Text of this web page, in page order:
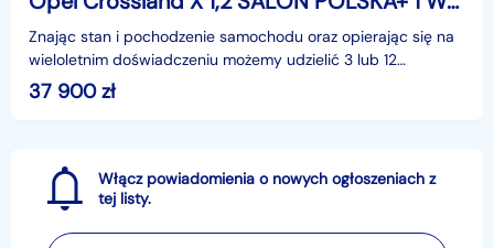
Znając stan i pochodzenie samochodu oraz opierając się na
wieloletnim doświadczeniu możemy udzielić 3 lub 12
miesięcznej gwarancji w formie pisemnej.Zapraszamy
37 900zł
Włącz powiadomienia o nowych ogłoszeniach z
tej listy.